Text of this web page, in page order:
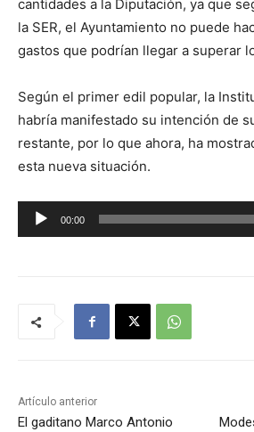
cantidades a la Diputación, ya que
la SER, el Ayuntamiento no puede
gastos que podrían llegar a superar
Según el primer edil popular, la
habría manifestado su intención de
restante, por lo que ahora, ha
esta nueva situación.
e
t
o
00:00
Artículo anterior
El gaditano Marco Antonio